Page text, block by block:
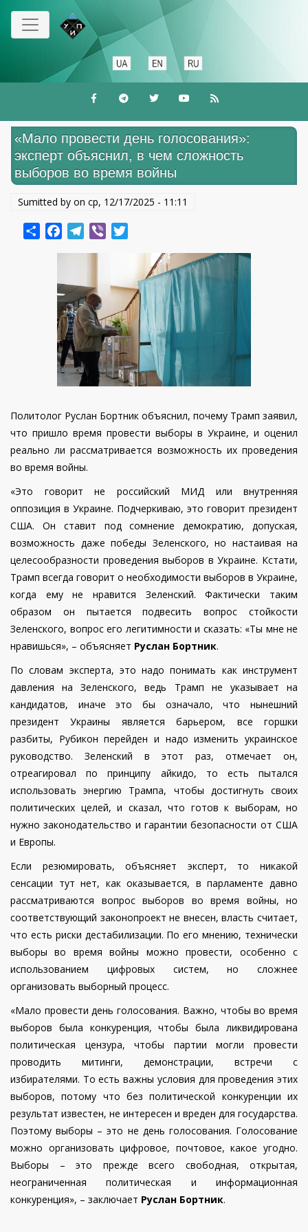
Перейти
основного
«Мало провести день голосования»:
эксперт объяснил, в чем сложность
выборов во время войны
Sumitted by on ср, 12/17/2025 - 11:11
ShareFacebookTelegram
Viber
Политолог Руслан Бортник объяснил, почему Трамп заявил,
что пришло время провести выборы в Украине, и оценил
реально ли рассматривается возможность их проведения
во время войны.
«Это говорит не российский МИД или внутренняя
оппозиция в Украине. Подчеркиваю, это говорит президент
США. Он ставит под сомнение демократию, допуская,
возможность даже победы Зеленского, но настаивая на
целесообразности проведения выборов в Украине. Кстати,
Трамп всегда говорит о необходимости выборов в Украине,
когда ему не нравится Зеленский. Фактически таким
образом он пытается подвесить вопрос стойкости
Зеленского, вопрос его легитимности и сказать: «Ты мне не
нравишься», – объясняет Руслан Бортник.
По словам эксперта, это надо понимать как инструмент
давления на Зеленского, ведь Трамп не указывает на
кандидатов, иначе это бы означало, что нынешний
президент Украины является барьером, все горшки
разбиты, Рубикон перейден и надо изменить украинское
руководство. Зеленский в этот раз, отмечает он,
отреагировал по принципу айкидо, то есть пытался
использовать энергию Трампа, чтобы достигнуть своих
политических целей, и сказал, что готов к выборам, но
нужно законодательство и гарантии безопасности от США
и Европы.
Если резюмировать, объясняет эксперт, то никакой
сенсации тут нет, как оказывается, в парламенте давно
рассматриваются вопрос выборов во время войны, но
соответствующий законопроект не внесен, власть считает,
что есть риски дестабилизации. По его мнению, технически
выборы во время войны можно провести, особенно с
использованием цифровых систем, но сложнее
организовать выборный процесс.
«Мало провести день голосования. Важно, чтобы во время
выборов была конкуренция, чтобы была ликвидирована
политическая цензура, чтобы партии могли провести
проводить митинги, демонстрации, встречи с
избирателями. То есть важны условия для проведения этих
выборов, потому что без политической конкуренции их
результат известен, не интересен и вреден для государства.
Поэтому выборы – это не день голосования. Голосование
можно организовать цифровое, почтовое, какое угодно.
Выборы – это прежде всего свободная, открытая,
неограниченная политическая и информационная
конкуренция», – заключает Руслан Бортник.